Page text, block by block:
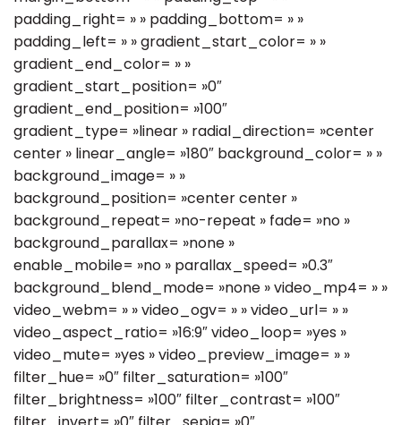
padding_right= » » padding_bottom= » »
padding_left= » » gradient_start_color= » »
gradient_end_color= » »
gradient_start_position= »0″
gradient_end_position= »100″
gradient_type= »linear » radial_direction= »center
center » linear_angle= »180″ background_color= » »
background_image= » »
background_position= »center center »
background_repeat= »no-repeat » fade= »no »
background_parallax= »none »
enable_mobile= »no » parallax_speed= »0.3″
background_blend_mode= »none » video_mp4= » »
video_webm= » » video_ogv= » » video_url= » »
video_aspect_ratio= »16:9″ video_loop= »yes »
video_mute= »yes » video_preview_image= » »
filter_hue= »0″ filter_saturation= »100″
filter_brightness= »100″ filter_contrast= »100″